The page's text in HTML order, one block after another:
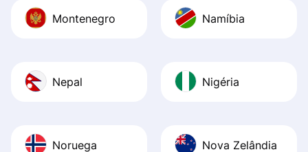
Montenegro Namíbia
Nepal Nigéria
Noruega Nova Zelândia